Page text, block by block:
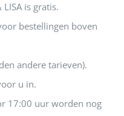
is gratis.
bestellingen boven
andere tarieven).
u in.
17:00 uur worden nog